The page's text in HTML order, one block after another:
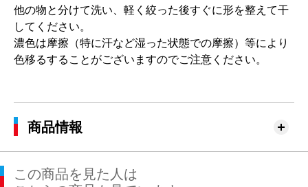
他の物と分けて洗い、軽く絞った後すぐに形を整えて干
してください。
濃色は摩擦（特に汗など湿った状態での摩擦）等により
色移るすることがございますのでご注意ください。
商品情報
この商品を見た人は